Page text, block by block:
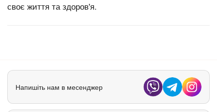
своє життя та здоров'я.
Напишіть нам в месенджер